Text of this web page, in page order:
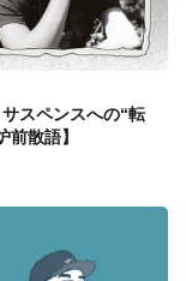
スペンスへの“転
散語】